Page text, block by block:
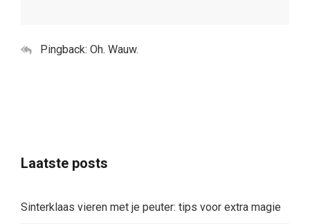
Pingback: Oh. Wauw.
Laatste posts
Sinterklaas vieren met je peuter: tips voor extra magie